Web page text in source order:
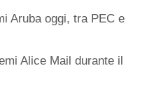
Aruba oggi, tra PEC e
Alice Mail durante il